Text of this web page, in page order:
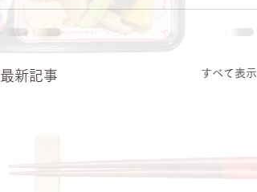
最新記事 すべて表示